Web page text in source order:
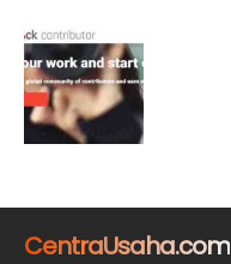
CentraUsaha.com